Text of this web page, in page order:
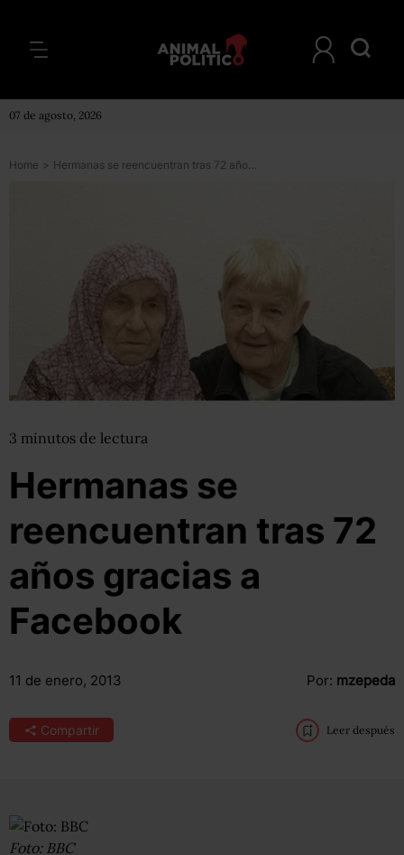
07 de agosto, 2026
Home > Hermanas se reencuentran tras 72 años gracias a Facebook
3 minutos de lectura
Hermanas se
reencuentran tras 72
años gracias a
Facebook
11 de enero, 2013 Por: mzepeda
Compartir Leer después
Foto: BBC